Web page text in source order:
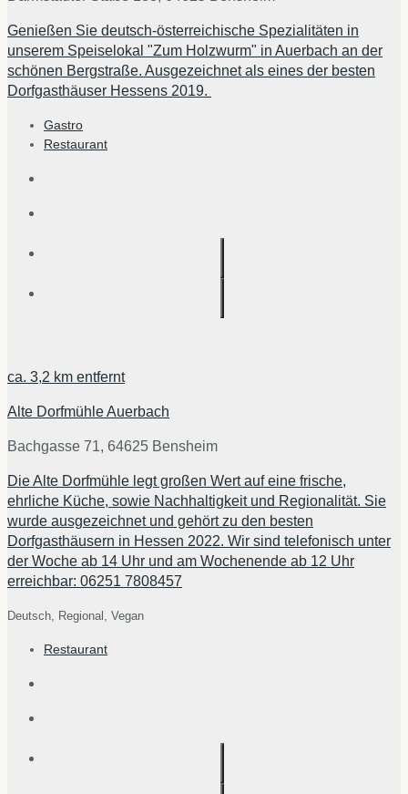
Genießen Sie deutsch-österreichische Spezialitäten in
unserem Speiselokal "Zum Holzwurm" in Auerbach an der
schönen Bergstraße. Ausgezeichnet als eines der besten
Dorfgasthäuser Hessens 2019.
Gastro
Restaurant
ca. 3,2 km entfernt
Alte Dorfmühle Auerbach
Bachgasse 71, 64625 Bensheim
Die Alte Dorfmühle legt großen Wert auf eine frische,
ehrliche Küche, sowie Nachhaltigkeit und Regionalität. Sie
wurde ausgezeichnet und gehört zu den besten
Dorfgasthäusern in Hessen 2022. Wir sind telefonisch unter
der Woche ab 14 Uhr und am Wochenende ab 12 Uhr
erreichbar: 06251 7808457
Deutsch, Regional, Vegan
Restaurant